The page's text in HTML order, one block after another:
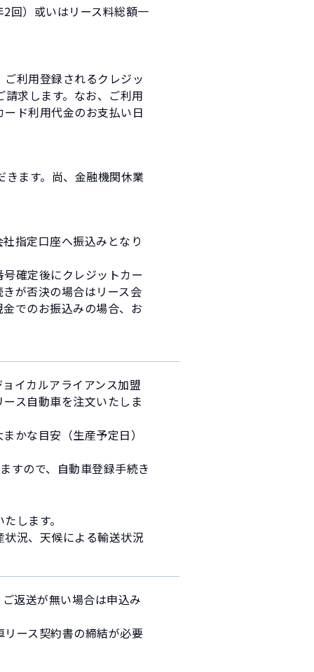
回）或いはリース料総額一
利用登録されるクレジッ
求します。なお、ご利用
ド利用代金のお支払い日
ます。尚、金融機関休業
指定口座へ振込みとなり
確定後にクレジットカー
が否決の場合はリース会
でのお振込みの場合、お
イカルアライアンス加盟
ス自動車を注文いたしま
かな目安（生産予定日）
すので、自動車登録手続き
します。
況、天候による輸送状況
返送が無い場合は申込み
ース契約書の締結が必要